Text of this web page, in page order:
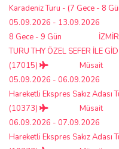
Karadeniz Turu - (7 Gece - 8
05.09.2026 - 13.09.2026
8 Gece - 9 Gün
TURU THY ÖZEL SEFER İLE
(17015)
Müsait
05.09.2026 - 06.09.2026
Hareketli Ekspres Sakız
(10373)
Müsait
06.09.2026 - 07.09.2026
Hareketli Ekspres Sakız